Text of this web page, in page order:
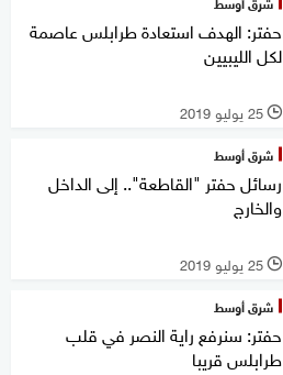
حفتر: الهدف استعادة طرابلس عاصمة
لكل الليبيين
l 25 يوليو 2019
شرق أوسط
رسائل حفتر "القاطعة".. إلى الداخل
والخارج
l 25 يوليو 2019
شرق أوسط
حفتر: سنرفع راية النصر في قلب
طرابلس قريبا